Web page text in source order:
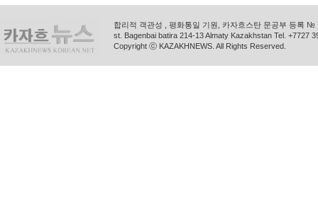
합리적 객관성 , 평화통일 기원, 카자흐스탄 문공부 등록
st. Bagenbai batira 214-13 Almaty Kazakhstan Tel. +7727
Copyright ⓒ KAZAKHNEWS. All Rights Reserved.